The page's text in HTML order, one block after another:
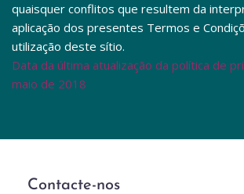
quaisquer conflitos que resultem da
aplicação dos presentes Termos e
utilização deste sítio.
Data da última atualização da política de
maio de 2018
Contacte-nos